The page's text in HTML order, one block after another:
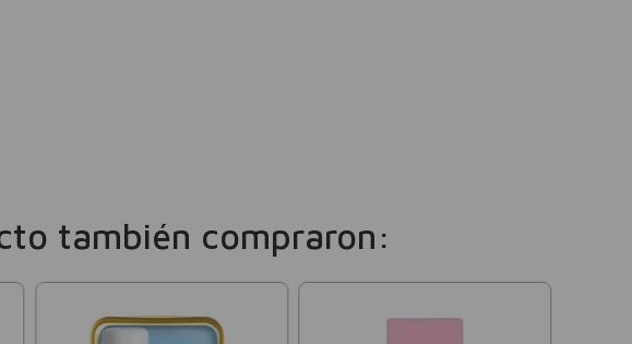
también compraron: